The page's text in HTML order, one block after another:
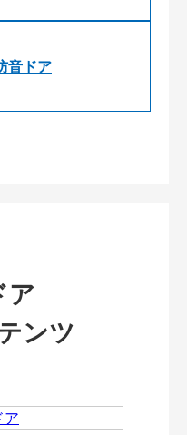
音ドア
ア
ンツ